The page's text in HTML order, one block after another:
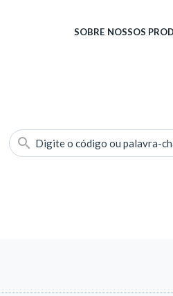
SOBRE NOSSOS
Digite o código ou palavra-